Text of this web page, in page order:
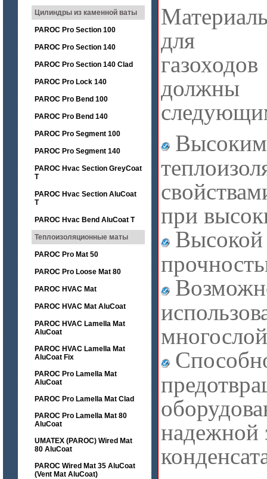
Цилиндры из каменной ваты
PAROC Pro Section 100
PAROC Pro Section 140
PAROC Pro Section 140 Clad
PAROC Pro Lock 140
PAROC Pro Bend 100
PAROC Pro Bend 140
PAROC Pro Segment 100
PAROC Pro Segment 140
PAROC Hvac Section GreyCoat
T
PAROC Hvac Section AluCoat
T
PAROC Hvac Bend AluCoat T
Теплоизоляционные маты
PAROC Pro Mat 50
PAROC Pro Loose Mat 80
PAROC HVAC Mat
PAROC HVAC Mat AluCoat
PAROC HVAC Lamella Mat
AluCoat
PAROC HVAC Lamella Mat
AluCoat Fix
PAROC Pro Lamella Mat
AluCoat
PAROC Pro Lamella Mat Clad
PAROC Pro Lamella Mat 80
AluCoat
UMATEX (PAROC) Wired Mat
80 AluCoat
PAROC Wired Mat 35 AluCoat
(Vent Mat AluCoat)
для
при
Высокой
надежной